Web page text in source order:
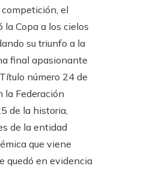
el
Copa a los cielos
su triunfo a la
final apasionante
número 24 de
la Federación
de la historia,
de la entidad
que viene
quedó en evidencia